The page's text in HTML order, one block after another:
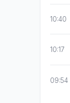
10:40
10:17
09:54